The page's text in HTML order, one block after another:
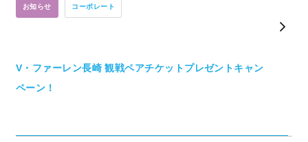
お知らせ コーポレート
V・ファーレン長崎 観戦ペアチケットプレゼントキャン
ペーン！